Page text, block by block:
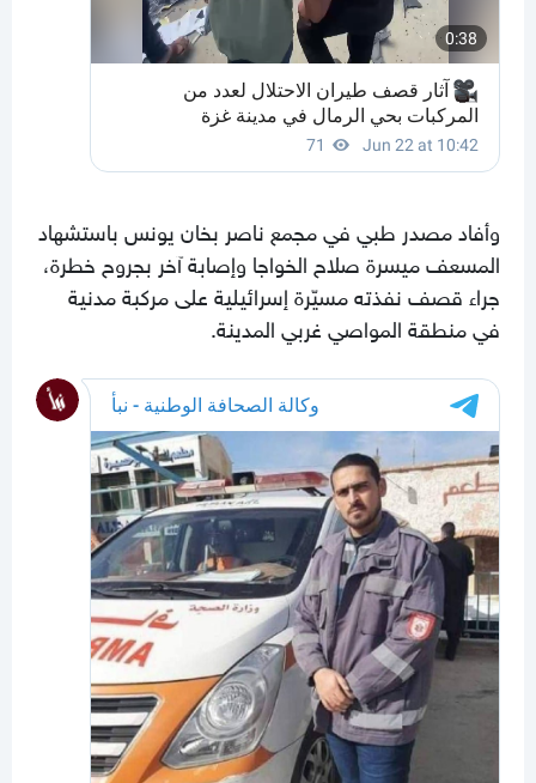
وأفاد مصدر طبي في مجمع ناصر بخان يونس باستشهاد
المسعف ميسرة صلاح الخواجا وإصابة آخر بجروح خطرة،
جراء قصف نفذته مسيّرة إسرائيلية على مركبة مدنية
في منطقة المواصي غربي المدينة.